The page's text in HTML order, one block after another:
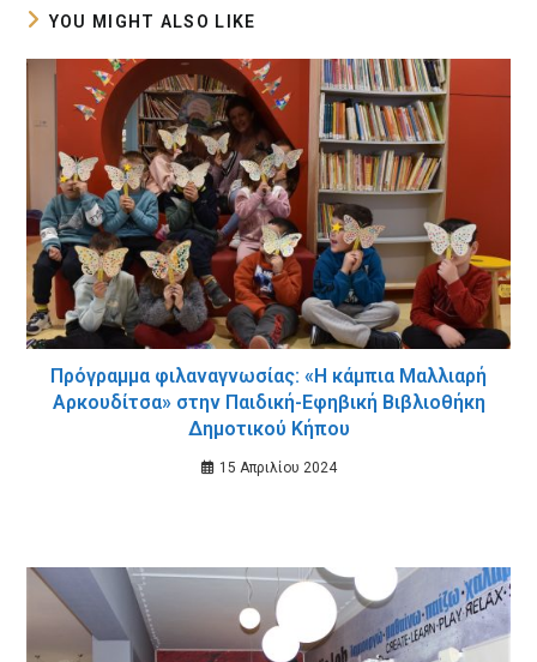
YOU MIGHT ALSO LIKE
Πρόγραμμα φιλαναγνωσίας: «Η κάμπια Μαλλιαρή
Αρκουδίτσα» στην Παιδική-Εφηβική Βιβλιοθήκη
Δημοτικού Κήπου
15 Απριλίου 2024